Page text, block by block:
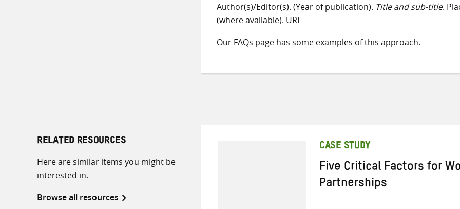
Author(s)/Editor(s). (Year of publication). Title and sub-title.
(where available). URL
Our FAQs page has some examples of this approach.
RELATED RESOURCES
Here are similar items you might be
interested in.
Browse all resources
CASE STUDY
Five Critical Factors for
Partnerships